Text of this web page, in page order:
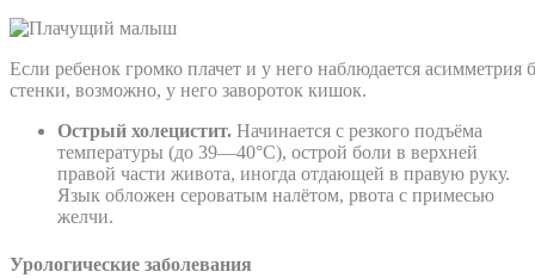
Если ребенок громко плачет и у него наблюдается
стенки, возможно, у него завороток кишок.
Острый холецистит. Начинается с резкого подъёма
температуры (до 39—40°С), острой боли в верхней
правой части живота, иногда отдающей в правую руку.
Язык обложен сероватым налётом, рвота с примесью
желчи.
Урологические заболевания